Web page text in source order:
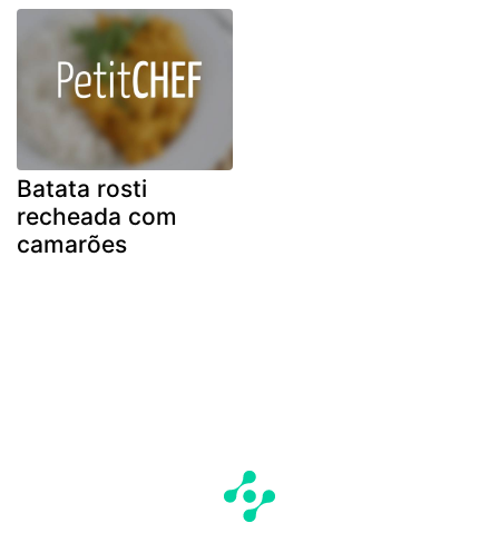
Batata rosti
recheada com
camarões